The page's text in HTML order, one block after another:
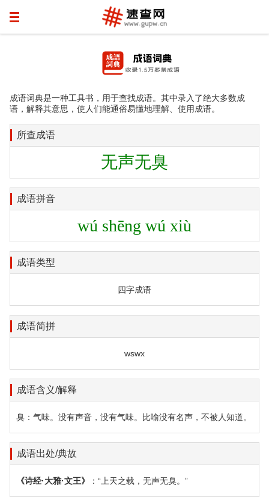
成语词典是一种工具书，用于查找成语。其中录入了绝大多数成
语，解释其意思，使人们能通俗易懂地理解、使用成语。
所查成语
无声无臭
成语拼音
wú shēng wú xiù
成语类型
四字成语
成语简拼
wswx
成语含义/解释
臭：气味。没有声音，没有气味。比喻没有名声，不被人知道。
成语出处/典故
《诗经·大雅·文王》 ：“上天之载，无声无臭。”